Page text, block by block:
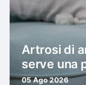
Artrosi di
serve una
05 Ago 2026